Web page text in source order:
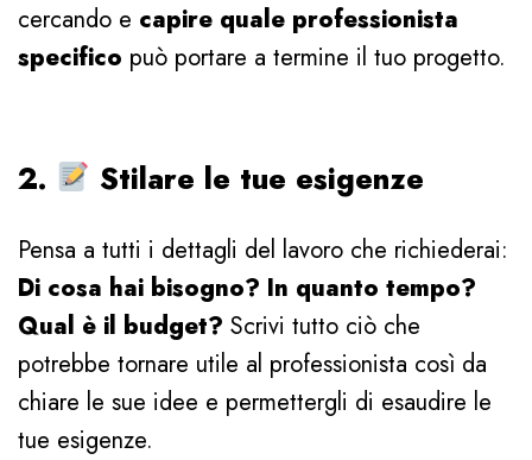
cercando e capire quale professionista
specifico può portare a termine il tuo progetto.
2. Stilare le tue esigenze
Pensa a tutti i dettagli del lavoro che richiederai:
Di cosa hai bisogno? In quanto tempo?
Qual è il budget? Scrivi tutto ciò che
potrebbe tornare utile al professionista così da
chiare le sue idee e permettergli di esaudire le
tue esigenze.